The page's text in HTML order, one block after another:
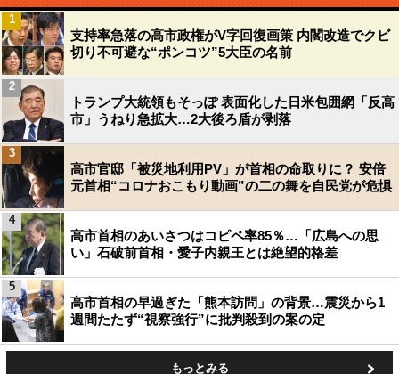
支持率急落の高市政権がV字回復画策 内閣改造でクビ
切り不可避な“ポンコツ”5大臣の名前
1
トランプ大統領もそっぽ 表面化した日米包囲網「反高
市」うねり急拡大…2大後ろ盾が剥落
2
高市官邸「被災地利用PV」が首相の命取りに？ 安倍
元首相“コロナおこもり動画”の二の舞を自民党が危惧
3
高市首相のあいさつはコピペ率85％…「広島への思
い」石破前首相・愛子内親王とは絶望的格差
4
高市首相の早過ぎた「熊本訪問」の背景…震災から1
週間たたず“視察強行”に批判殺到の案の定
5
もっとみる